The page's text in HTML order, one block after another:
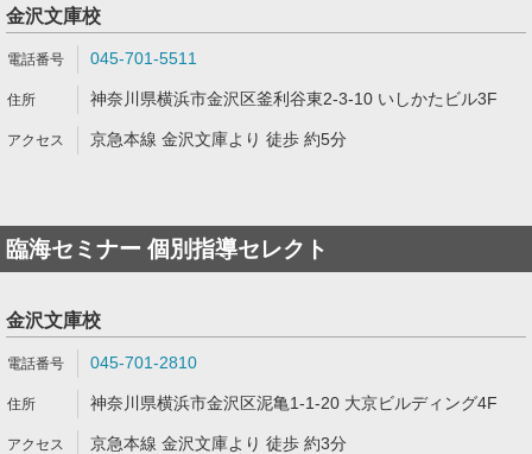
金沢文庫校
045-701-5511
神奈川県横浜市金沢区釜利谷東2-3-10 いしかたビル3F
京急本線 金沢文庫より 徒歩 約5分
臨海セミナー 個別指導セレクト
金沢文庫校
045-701-2810
神奈川県横浜市金沢区泥亀1-1-20 大京ビルディング4F
京急本線 金沢文庫より 徒歩 約3分